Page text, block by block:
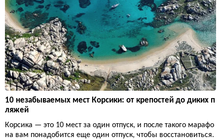
10 незабываемых мест Корсики: от крепостей до диких п
ляжей
Корсика — это 10 мест за один отпуск, и после такого марафо
на вам понадобится еще один отпуск, чтобы восстановиться.